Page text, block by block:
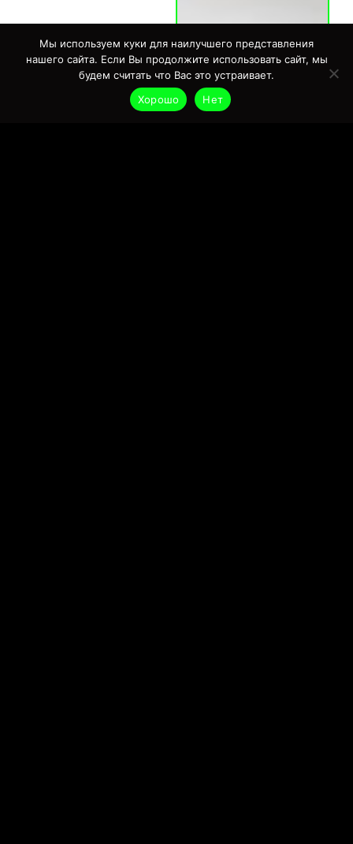
Мы используем куки для наилучшего представления
нашего сайта. Если Вы продолжите использовать сайт, мы
будем считать что Вас это устраивает.
Хорошо
Нет